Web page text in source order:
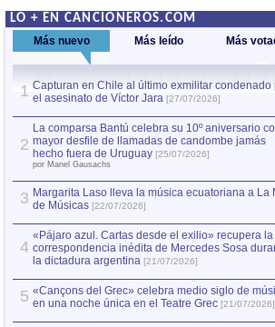
LO + EN CANCIONEROS.COM
Más nuevo Más leído Más
1 Capturan en Chile al último exmilitar condenado
el asesinato de Víctor Jara [27/07/2026]
2
La comparsa Bantú celebra su 10º aniversario
mayor desfile de llamadas de candombe jamás
hecho fuera de Uruguay [25/07/2026]
por Manel Gausachs
3 Margarita Laso lleva la música ecuatoriana a La
de Músicas [22/07/2026]
4
«Pájaro azul. Cartas desde el exilio» recupera la
correspondencia inédita de Mercedes Sosa
la dictadura argentina [21/07/2026]
5 «Cançons del Grec» celebra medio siglo de
en una noche única en el Teatre Grec [21/07/2026]